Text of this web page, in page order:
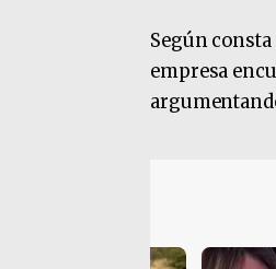
Según
empresa